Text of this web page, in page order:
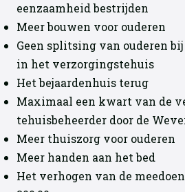
eenzaamheid bestrijden
Meer bouwen voor ouderen
Geen splitsing van ouderen
in het verzorgingstehuis
Het bejaardenhuis terug
Maximaal een kwart van de
tehuisbeheerder door de
Meer thuiszorg voor ouderen
Meer handen aan het bed
Het verhogen van de